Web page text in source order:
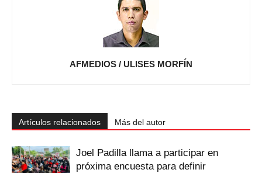
AFMEDIOS / ULISES MORFÍN
Artículos relacionados Más del autor
Joel Padilla llama a participar en
próxima encuesta para definir